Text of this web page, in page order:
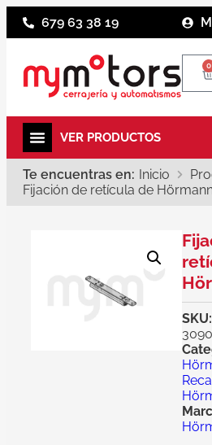
679 63 38 19
0
Te encuentras en: Inicio
Fijación de retícula de
SKU: